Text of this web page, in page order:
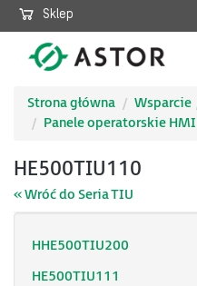
Sklep
Strona główna
Wsparcie
Panele operatorskie HMI
HE500TIU110
« Wróć do Seria TIU
HHE500TIU200
HE500TIU111